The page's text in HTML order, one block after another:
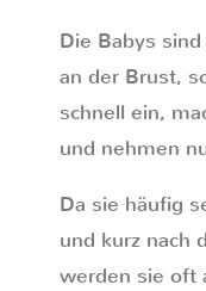
Die Babys
an der Brust,
schnell ein,
und nehmen
Da sie häufig
und kurz nach
werden sie oft